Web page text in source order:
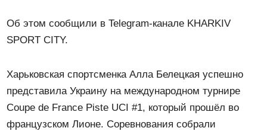
Об этом сообщили в Telegram-канале KHARKIV
SPORT CITY.
Харьковская спортсменка Алла Белецкая успешно
представила Украину на международном турнире
Coupe de France Piste UCI #1, который прошёл во
французском Лионе. Соревнования собрали